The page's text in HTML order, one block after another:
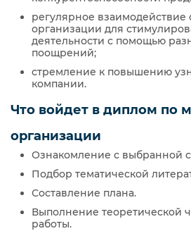
регулярное взаимодействие
организации для
деятельности с помощью
поощрений;
стремление к повышению
компании.
Что войдет в диплом по
организации
Ознакомление с выбранной
Подбор тематической
Составление плана.
Выполнение теоретической
работы.